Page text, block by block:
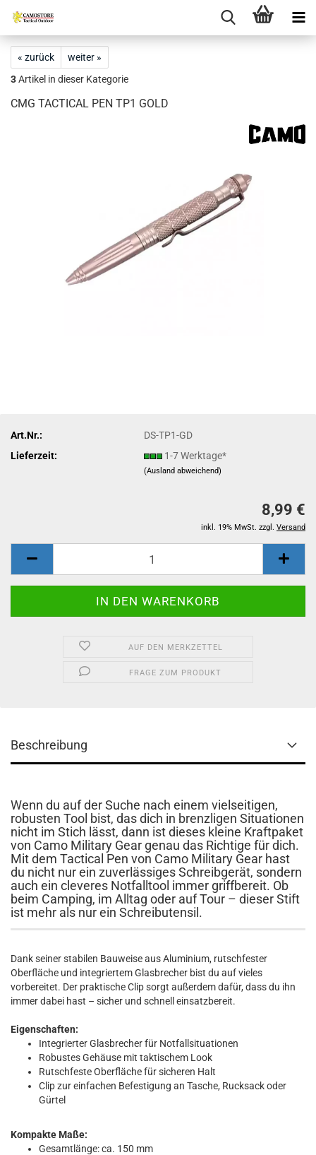
« zurück
weiter »
3Artikel in dieser Kategorie
CMG TACTICAL PEN TP1 GOLD
Art.Nr.:
DS-TP1-GD
Lieferzeit:
1-7 Werktage*
(Ausland abweichend)
8,99 €
inkl. 19% MwSt. zzgl. Versand
AUF DEN MERKZETTEL
FRAGE ZUM PRODUKT
Beschreibung
Wenn du auf der Suche nach einem vielseitigen,
robusten Tool bist, das dich in brenzligen Situationen
nicht im Stich lässt, dann ist dieses kleine Kraftpaket
von Camo Military Gear genau das Richtige für dich.
Mit dem Tactical Pen von Camo Military Gear hast
du nicht nur ein zuverlässiges Schreibgerät, sondern
auch ein cleveres Notfalltool immer griffbereit. Ob
beim Camping, im Alltag oder auf Tour – dieser Stift
ist mehr als nur ein Schreibutensil.
Dank seiner stabilen Bauweise aus Aluminium, rutschfester
Oberfläche und integriertem Glasbrecher bist du auf vieles
vorbereitet. Der praktische Clip sorgt außerdem dafür, dass du ihn
immer dabei hast – sicher und schnell einsatzbereit.
Eigenschaften:
Integrierter Glasbrecher für Notfallsituationen
Robustes Gehäuse mit taktischem Look
Rutschfeste Oberfläche für sicheren Halt
Clip zur einfachen Befestigung an Tasche, Rucksack oder
Gürtel
Kompakte Maße:
Gesamtlänge: ca. 150 mm